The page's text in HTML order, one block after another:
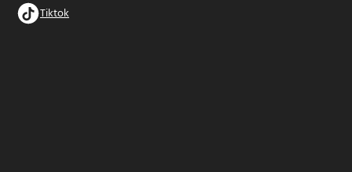
Tiktok